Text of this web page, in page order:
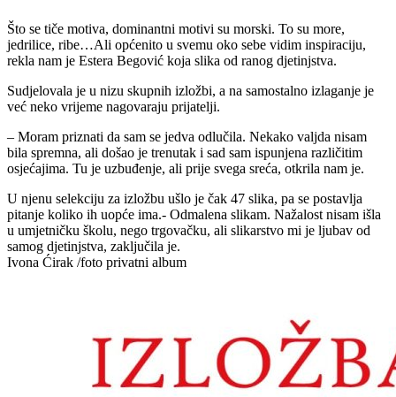
Što se tiče motiva, dominantni motivi su morski. To su more,
jedrilice, ribe…Ali općenito u svemu oko sebe vidim inspiraciju,
rekla nam je Estera Begović koja slika od ranog djetinjstva.
Sudjelovala je u nizu skupnih izložbi, a na samostalno izlaganje je
već neko vrijeme nagovaraju prijatelji.
– Moram priznati da sam se jedva odlučila. Nekako valjda nisam
bila spremna, ali došao je trenutak i sad sam ispunjena različitim
osjećajima. Tu je uzbuđenje, ali prije svega sreća, otkrila nam je.
U njenu selekciju za izložbu ušlo je čak 47 slika, pa se postavlja
pitanje koliko ih uopće ima.- Odmalena slikam. Nažalost nisam išla
u umjetničku školu, nego trgovačku, ali slikarstvo mi je ljubav od
samog djetinjstva, zaključila je.
Ivona Ćirak /foto privatni album